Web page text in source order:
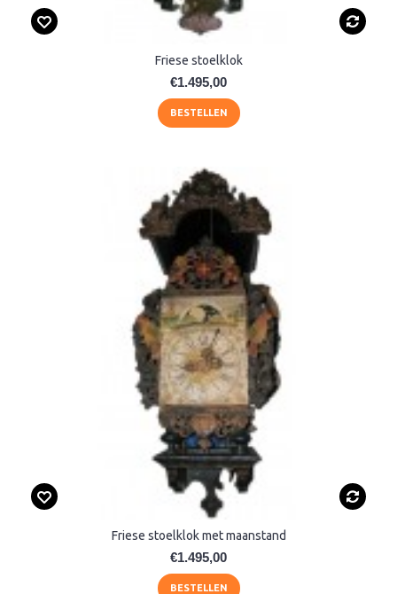
Friese stoelklok
€1.495,00
BESTELLEN
Friese stoelklok met maanstand
€1.495,00
BESTELLEN